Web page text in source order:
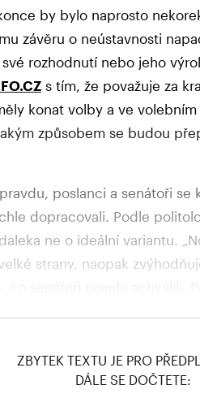
by bylo naprosto
závěru o neústavnosti
rozhodnutí nebo jeho
s tím, že považuje za
konat volby a ve
způsobem se budou
poslanci a senátoři se
dopracovali. Podle
ne o ideální variantu.
strany, naopak
ZBYTEK TEXTU JE PRO
DÁLE SE DOČTETE: